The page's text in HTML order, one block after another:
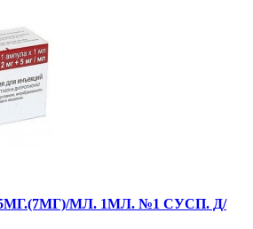
МЛ. 1МЛ. №1 СУСП. Д/